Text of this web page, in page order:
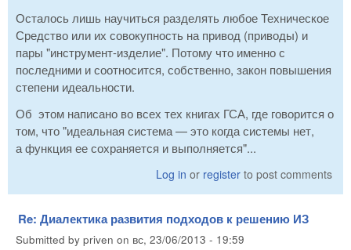
Осталось лишь научиться разделять любое Техническое
Средство или их совокупность на привод (приводы) и
пары "инструмент-изделие". Потому что именно с
последними и соотносится, собственно, закон повышения
степени идеальности.
Об этом написано во всех тех книгах ГСА, где говорится о
том, что "идеальная система — это когда системы нет,
а функция ее сохраняется и выполняется"...
Log in or register to post comments
Re: Диалектика развития подходов к решению ИЗ
Submitted by priven on вс, 23/06/2013 - 19:59